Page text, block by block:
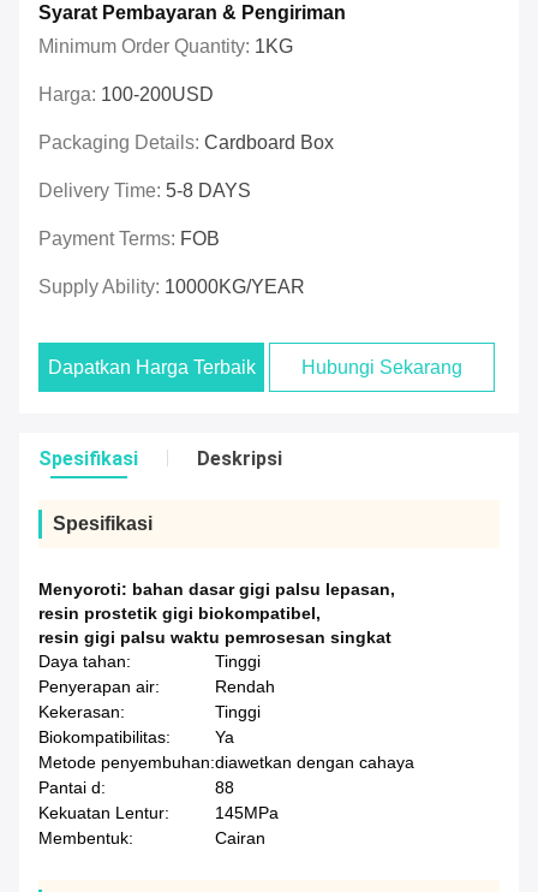
Syarat Pembayaran & Pengiriman
Minimum Order Quantity: 1KG
Harga: 100-200USD
Packaging Details: Cardboard Box
Delivery Time: 5-8 DAYS
Payment Terms: FOB
Supply Ability: 10000KG/YEAR
Dapatkan Harga Terbaik Hubungi Sekarang
Spesifikasi Deskripsi
Spesifikasi
Menyoroti: bahan dasar gigi palsu lepasan,
resin prostetik gigi biokompatibel,
resin gigi palsu waktu pemrosesan singkat
Daya tahan:
Tinggi
Penyerapan air:
Rendah
Kekerasan:
Tinggi
Biokompatibilitas:
Ya
Metode penyembuhan:diawetkan dengan cahaya
Pantai d:
88
Kekuatan Lentur:
145MPa
Membentuk:
Cairan